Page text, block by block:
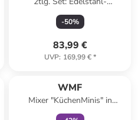
Servierpfanne - (L)38 x (B)26
cm
-50%
83,99 €
UVP: 169,99 €*
WMF
Mixer "KüchenMinis" in
Schwarz/ Silber - 300 ml